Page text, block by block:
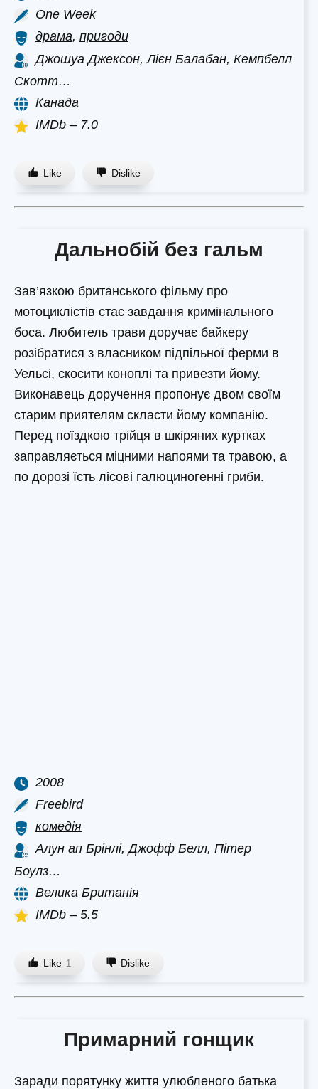
One Week
драма, пригоди
Джошуа Джексон, Лієн Балабан, Кемпбелл
Скотт…
Канада
IMDb – 7.0
Like Dislike
Дальнобій без гальм
Зав’язкою британського фільму про
мотоциклістів стає завдання кримінального
боса. Любитель трави доручає байкеру
розібратися з власником підпільної ферми в
Уельсі, скосити коноплі та привезти йому.
Виконавець доручення пропонує двом своїм
старим приятелям скласти йому компанію.
Перед поїздкою трійця в шкіряних куртках
заправляється міцними напоями та травою, а
по дорозі їсть лісові галюциногенні гриби.
2008
Freebird
комедія
Алун ап Брінлі, Джофф Белл, Пітер
Боулз…
Велика Британія
IMDb – 5.5
Like 1 Dislike
Примарний гонщик
Заради порятунку життя улюбленого батька